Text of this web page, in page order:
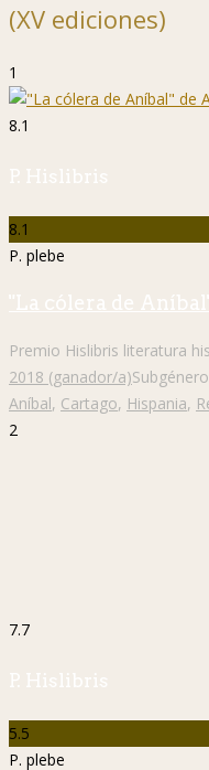
(XV ediciones)
1
8.1
P. Hislibris
8.1
P. plebe
"La cólera de
Premio Hislibris literatura
2018 (ganador/a)
Aníbal, Cartago, Hispania,
2
7.7
P. Hislibris
5.5
P. plebe